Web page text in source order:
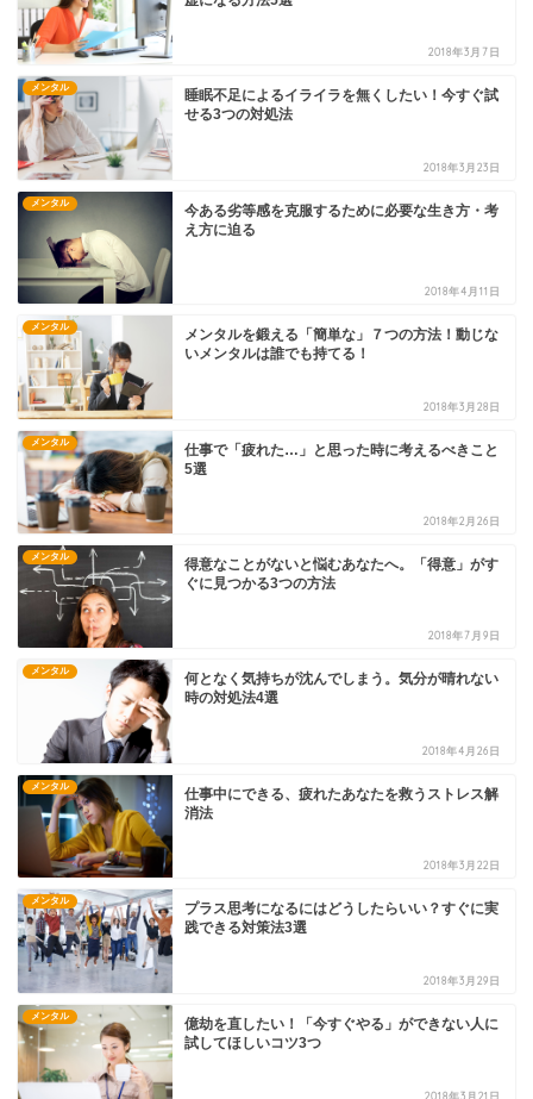
2018年3月7日
メンタル
睡眠不足によるイライラを無くしたい！今すぐ試
せる3つの対処法
2018年3月23日
メンタル
今ある劣等感を克服するために必要な生き方・考
え方に迫る
2018年4月11日
メンタル
メンタルを鍛える「簡単な」７つの方法！動じな
いメンタルは誰でも持てる！
2018年3月28日
メンタル
仕事で「疲れた…」と思った時に考えるべきこと
5選
2018年2月26日
メンタル
得意なことがないと悩むあなたへ。「得意」がす
ぐに見つかる3つの方法
2018年7月9日
メンタル
何となく気持ちが沈んでしまう。気分が晴れない
時の対処法4選
2018年4月26日
メンタル
仕事中にできる、疲れたあなたを救うストレス解
消法
2018年3月22日
メンタル
プラス思考になるにはどうしたらいい？すぐに実
践できる対策法3選
2018年3月29日
メンタル
億劫を直したい！「今すぐやる」ができない人に
試してほしいコツ3つ
2018年3月21日